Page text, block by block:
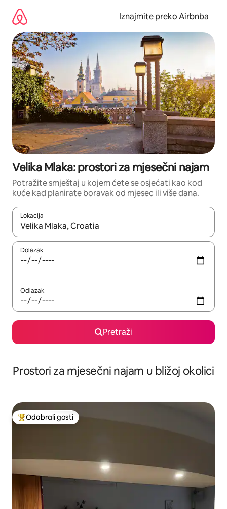
sadržaj
Iznajmite preko Airbnba
Velika Mlaka: prostori za mjesečni najam
Potražite smještaj u kojem ćete se osjećati kao kod
kuće kad planirate boravak od mjesec ili više dana.
Lokacija
Kada budu dostupni rezultati, moći ćete ih pregledati
Dolazak
Odlazak
Pretraži
Prostori za mjesečni najam u bližoj okolici
Među najviše rangiranima s oznakom „Odabrali gosti”
Odabrali gosti